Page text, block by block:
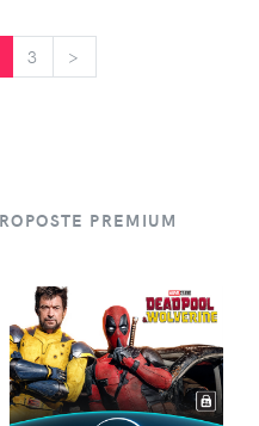
3 >
PREMIUM